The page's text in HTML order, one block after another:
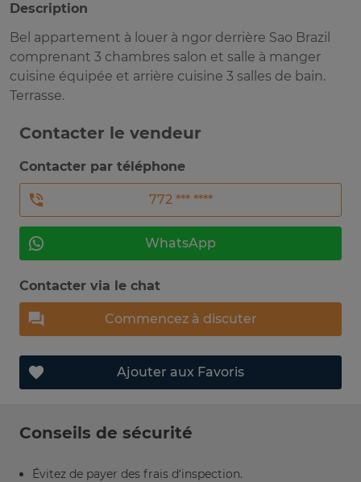
Description
Bel appartement à louer à ngor derrière Sao Brazil
comprenant 3 chambres salon et salle à manger
cuisine équipée et arrière cuisine 3 salles de bain.
Terrasse.
Contacter le vendeur
Contacter par téléphone
772 *** ****
WhatsApp
Contacter via le chat
Commencez à discuter
Ajouter aux Favoris
Conseils de sécurité
Évitez de payer des frais d’inspection.